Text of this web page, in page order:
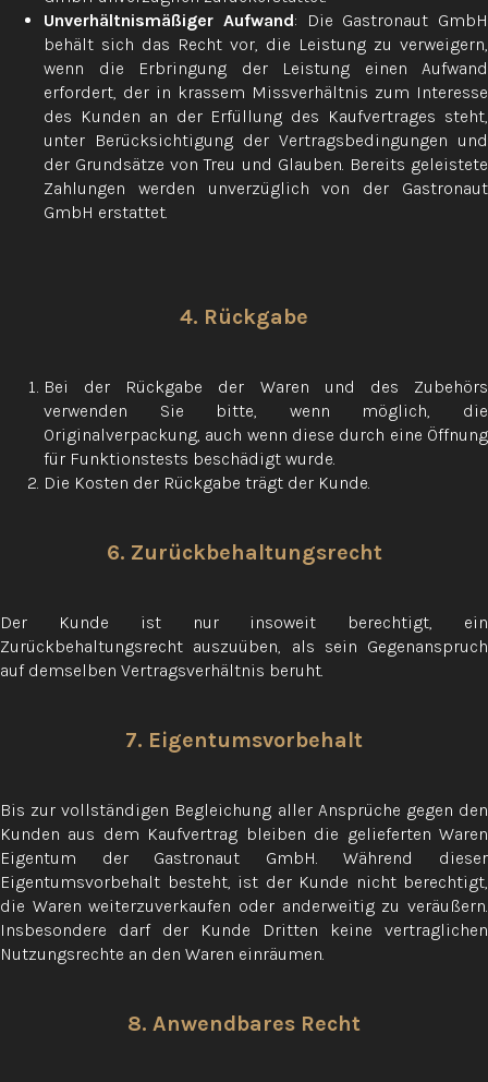
Unverhältnismäßiger Aufwand: Die Gastronaut GmbH
behält sich das Recht vor, die Leistung zu verweigern,
wenn die Erbringung der Leistung einen Aufwand
erfordert, der in krassem Missverhältnis zum Interesse
des Kunden an der Erfüllung des Kaufvertrages steht,
unter Berücksichtigung der Vertragsbedingungen und
der Grundsätze von Treu und Glauben. Bereits geleistete
Zahlungen werden unverzüglich von der Gastronaut
GmbH erstattet.
4. Rückgabe
Bei der Rückgabe der Waren und des Zubehörs
verwenden Sie bitte, wenn möglich, die
Originalverpackung, auch wenn diese durch eine Öffnung
für Funktionstests beschädigt wurde.
Die Kosten der Rückgabe trägt der Kunde.
6. Zurückbehaltungsrecht
Der Kunde ist nur insoweit berechtigt, ein
Zurückbehaltungsrecht auszuüben, als sein Gegenanspruch
auf demselben Vertragsverhältnis beruht.
7. Eigentumsvorbehalt
Bis zur vollständigen Begleichung aller Ansprüche gegen den
Kunden aus dem Kaufvertrag bleiben die gelieferten Waren
Eigentum der Gastronaut GmbH. Während dieser
Eigentumsvorbehalt besteht, ist der Kunde nicht berechtigt,
die Waren weiterzuverkaufen oder anderweitig zu veräußern.
Insbesondere darf der Kunde Dritten keine vertraglichen
Nutzungsrechte an den Waren einräumen.
8. Anwendbares Recht